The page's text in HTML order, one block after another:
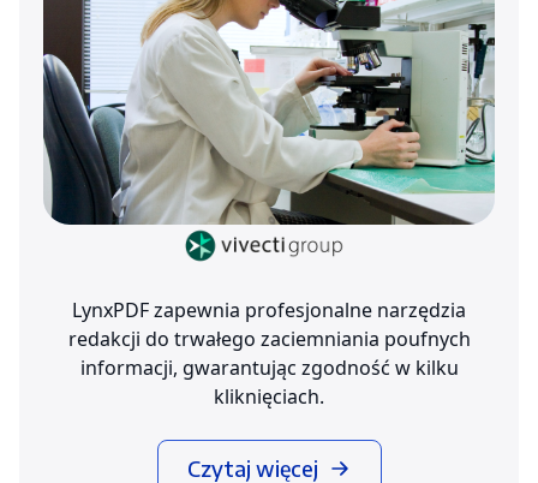
LynxPDF zapewnia profesjonalne narzędzia
redakcji do trwałego zaciemniania poufnych
informacji, gwarantując zgodność w kilku
kliknięciach.
Czytaj więcej